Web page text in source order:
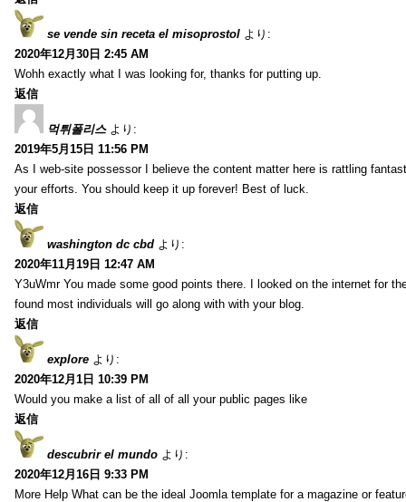
se vende sin receta el misoprostol より:
2020年12月30日 2:45 AM
Wohh exactly what I was looking for, thanks for putting up.
返信
먹튀폴리스 より:
2019年5月15日 11:56 PM
As I web-site possessor I believe the content matter here is rattling
your efforts. You should keep it up forever! Best of luck.
返信
washington dc cbd より:
2020年11月19日 12:47 AM
Y3uWmr You made some good points there. I looked on the internet for
found most individuals will go along with with your blog.
返信
explore より:
2020年12月1日 10:39 PM
Would you make a list of all of all your public pages like
返信
descubrir el mundo より:
2020年12月16日 9:33 PM
More Help What can be the ideal Joomla template for a magazine or